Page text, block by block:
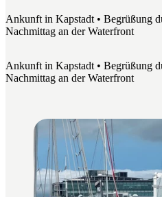
Ankunft in Kapstadt • Begrüßung
Nachmittag an der Waterfront
Ankunft in Kapstadt • Begrüßung
Nachmittag an der Waterfront